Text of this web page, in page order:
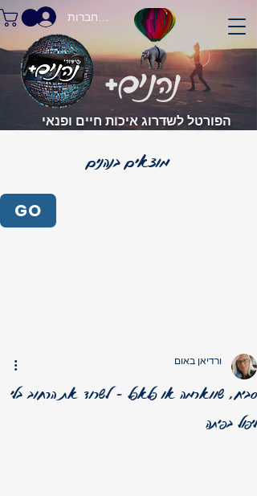
הפורטל לשדרוג איכות חיים ופנאי
התחברות
GO
סביח, שווארמה או פלאפל – לשרוד את הרחוב בלי
ליפול בפיתה
ורדיאן באום